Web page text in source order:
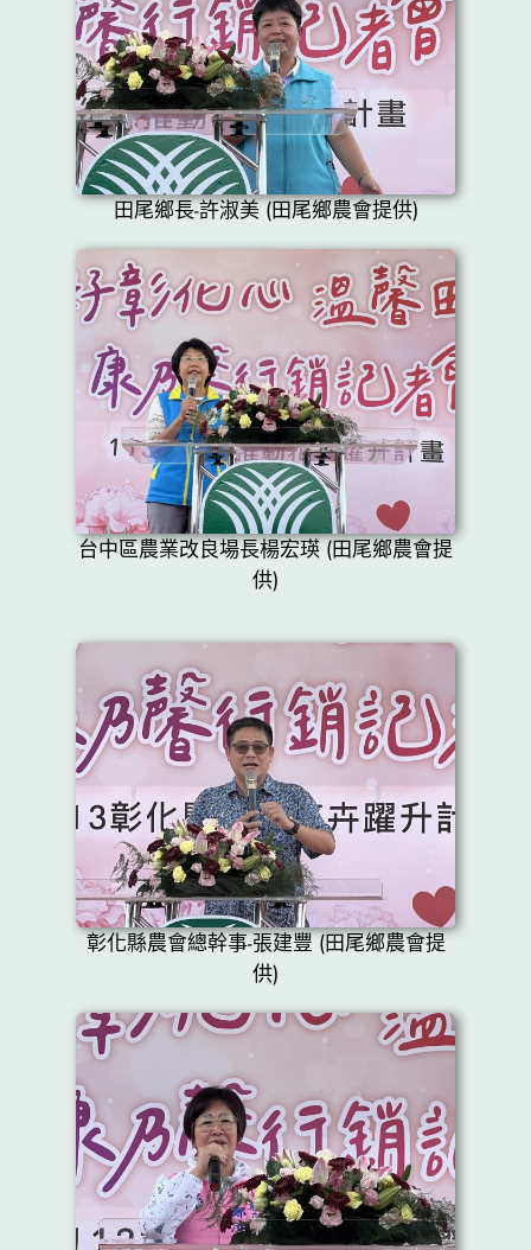
田尾鄉長-許淑美 (田尾鄉農會提供)
台中區農業改良場長楊宏瑛 (田尾鄉農會提
供)
彰化縣農會總幹事-張建豐 (田尾鄉農會提
供)